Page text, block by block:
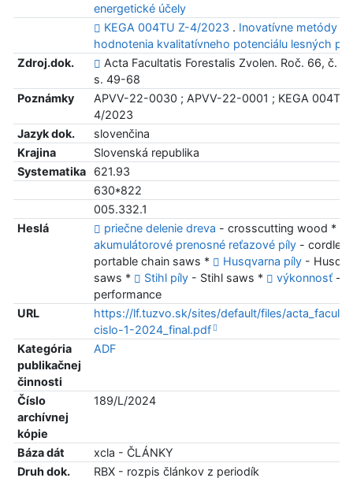
energetické účely
KEGA 004TU Z-4/2023 . Inovatívne metódy
hodnotenia kvalitatívneho potenciálu lesných
Zdroj.dok.
Acta Facultatis Forestalis Zvolen. Roč. 66, č. 1
s. 49-68
Poznámky
APVV-22-0030 ; APVV-22-0001 ; KEGA 004TU
4/2023
Jazyk dok.
slovenčina
Krajina
Slovenská republika
Systematika
621.93
630*822
005.332.1
Heslá
priečne delenie dreva - crosscutting wood *
akumulátorové prenosné reťazové píly- cordless
portable chain saws *
Husqvarna píly-
saws *
Stihl píly- Stihl saws * výkonnosť-
performance
URL
https://lf.tuzvo.sk/sites/default/files/
cislo-1-2024_final.pdf
Kategória
publikačnej
činnosti
ADF
Číslo
archívnej
kópie
189/L/2024
Báza dát
xcla - ČLÁNKY
Druh dok.
RBX - rozpis článkov z periodík